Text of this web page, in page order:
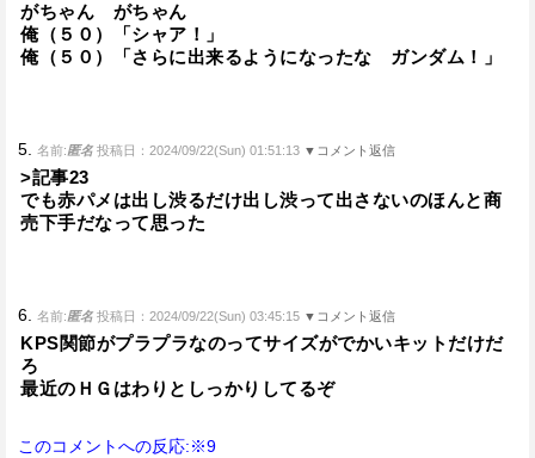
がちゃん がちゃん
俺（５０）「シャア！」
俺（５０）「さらに出来るようになったな ガンダム！」
5. 名前:匿名 投稿日：2024/09/22(Sun) 01:51:13 ▼コメント返信
>記事23
でも赤パメは出し渋るだけ出し渋って出さないのほんと商
売下手だなって思った
6. 名前:匿名 投稿日：2024/09/22(Sun) 03:45:15 ▼コメント返信
KPS関節がプラプラなのってサイズがでかいキットだけだ
ろ
最近のＨＧはわりとしっかりしてるぞ
このコメントへの反応:※9